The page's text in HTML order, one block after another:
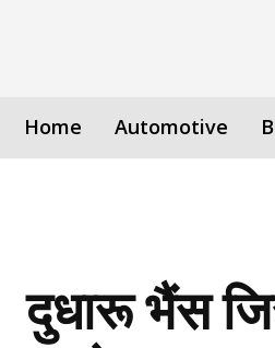
Home Automotive
दुधारू भैंस